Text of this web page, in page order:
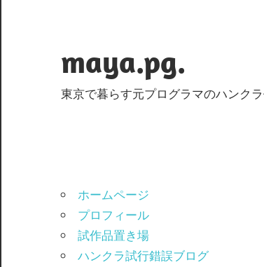
ン
ツ
プ
maya.pg.
東京で暮らす元プログラマのハンクラ
ホームページ
プロフィール
試作品置き場
ハンクラ試行錯誤ブログ